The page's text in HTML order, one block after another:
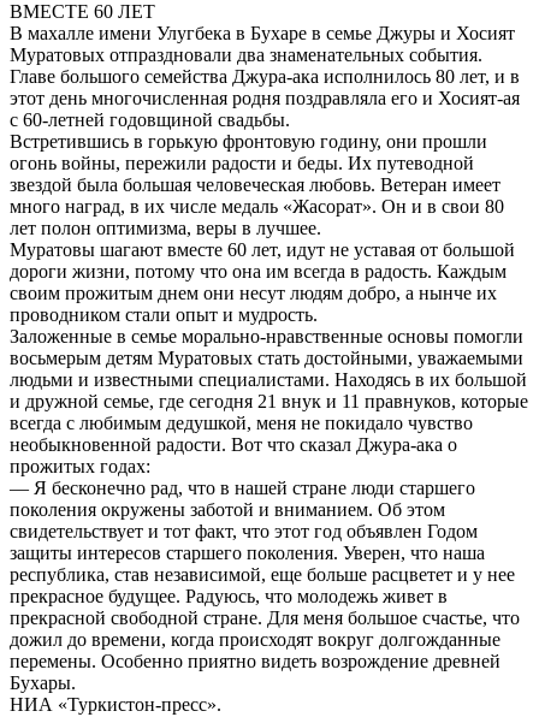
ВМЕСТЕ 60 ЛЕТ
В махалле имени Улугбека в Бухаре в семье Джуры и Хосият
Муратовых отпраздновали два знаменательных события.
Главе большого семейства Джура-ака исполнилось 80 лет, и в
этот день многочисленная родня поздравляла его и Хосият-ая
с 60-летней годовщиной свадьбы.
Встретившись в горькую фронтовую годину, они прошли
огонь войны, пережили радости и беды. Их путеводной
звездой была большая человеческая любовь. Ветеран имеет
много наград, в их числе медаль «Жасорат». Он и в свои 80
лет полон оптимизма, веры в лучшее.
Муратовы шагают вместе 60 лет, идут не уставая от большой
дороги жизни, потому что она им всегда в радость. Каждым
своим прожитым днем они несут людям добро, а нынче их
проводником стали опыт и мудрость.
Заложенные в семье морально-нравственные основы помогли
восьмерым детям Муратовых стать достойными, уважаемыми
людьми и известными специалистами. Находясь в их большой
и дружной семье, где сегодня 21 внук и 11 правнуков, которые
всегда с любимым дедушкой, меня не покидало чувство
необыкновенной радости. Вот что сказал Джура-ака о
прожитых годах:
— Я бесконечно рад, что в нашей стране люди старшего
поколения окружены заботой и вниманием. Об этом
свидетельствует и тот факт, что этот год объявлен Годом
защиты интересов старшего поколения. Уверен, что наша
республика, став независимой, еще больше расцветет и у нее
прекрасное будущее. Радуюсь, что молодежь живет в
прекрасной свободной стране. Для меня большое счастье, что
дожил до времени, когда происходят вокруг долгожданные
перемены. Особенно приятно видеть возрождение древней
Бухары.
НИА «Туркистон-пресс».